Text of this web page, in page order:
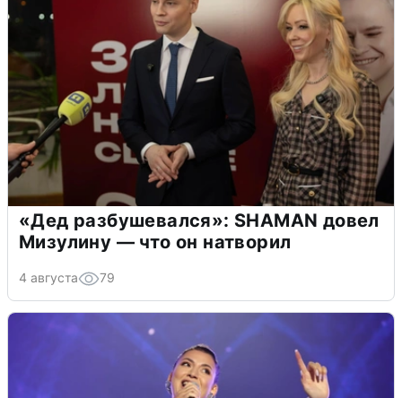
«Дед разбушевался»: SHAMAN довел
Мизулину — что он натворил
4 августа 79